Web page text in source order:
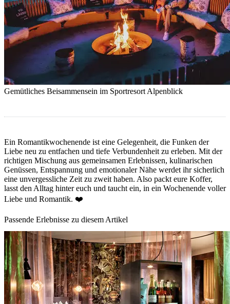
Gemütliches Beisammensein im Sportresort Alpenblick
Ein Romantikwochenende ist eine Gelegenheit, die Funken der
Liebe neu zu entfachen und tiefe Verbundenheit zu erleben. Mit der
richtigen Mischung aus gemeinsamen Erlebnissen, kulinarischen
Genüssen, Entspannung und emotionaler Nähe werdet ihr sicherlich
eine unvergessliche Zeit zu zweit haben. Also packt eure Koffer,
lasst den Alltag hinter euch und taucht ein, in ein Wochenende voller
Liebe und Romantik. ❤️
Passende Erlebnisse zu diesem Artikel